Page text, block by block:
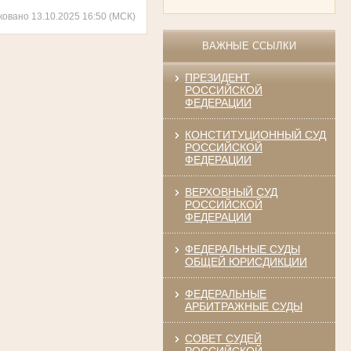
ВАЖНЫЕ ССЫЛКИ
ПРЕЗИДЕНТ
РОССИЙСКОЙ
ФЕДЕРАЦИИ
КОНСТИТУЦИОННЫЙ СУД
РОССИЙСКОЙ
ФЕДЕРАЦИИ
ВЕРХОВНЫЙ СУД
РОССИЙСКОЙ
ФЕДЕРАЦИИ
ФЕДЕРАЛЬНЫЕ СУДЫ
ОБЩЕЙ ЮРИСДИКЦИИ
ФЕДЕРАЛЬНЫЕ
АРБИТРАЖНЫЕ СУДЫ
СОВЕТ СУДЕЙ
13.10.2025 16:50 (МСК)